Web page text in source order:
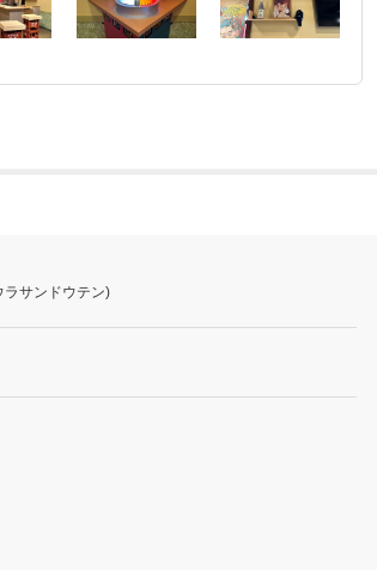
ラサンドウテン)